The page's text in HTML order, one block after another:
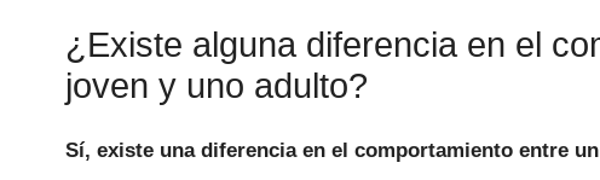
¿Existe alguna diferencia en el
joven y uno adulto?
Sí, existe una diferencia en el comportamiento entre